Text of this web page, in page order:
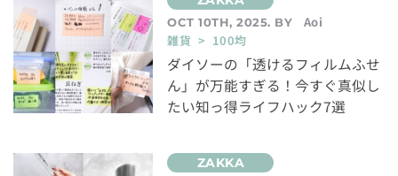
OCT 10TH, 2025. BY
Aoi
雑貨 > 100均
ダイソーの「透けるフィルムふせ
ん」が万能すぎる！今すぐ真似し
たい知っ得ライフハック7選